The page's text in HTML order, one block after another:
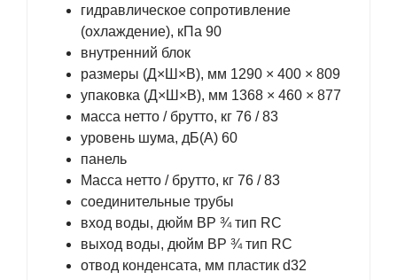
гидравлическое сопротивление
(охлаждение), кПа 90
внутренний блок
размеры (Д×Ш×В), мм 1290 × 400 × 809
упаковка (Д×Ш×В), мм 1368 × 460 × 877
масса нетто / брутто, кг 76 / 83
уровень шума, дБ(А) 60
панель
Масса нетто / брутто, кг 76 / 83
соединительные трубы
вход воды, дюйм ВР ¾ тип RC
выход воды, дюйм ВР ¾ тип RC
отвод конденсата, мм пластик d32